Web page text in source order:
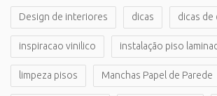
Design de interiores dicas dicas de
inspiracao vinilico instalação piso
limpeza pisos Manchas Papel de Parede